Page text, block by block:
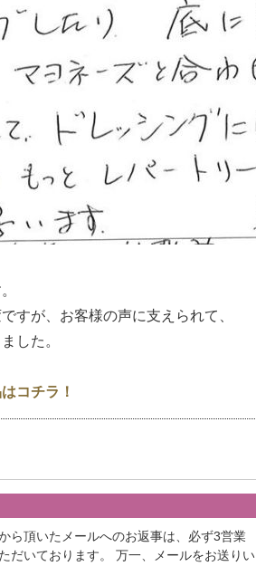
すが、お客様の声に支えられて、
した。
コチラ！
ら頂いたメールへのお返事は、必ず3営業
だいております。 万一、メールをお送りい